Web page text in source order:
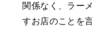
関係なく、ラー
すお店のことを